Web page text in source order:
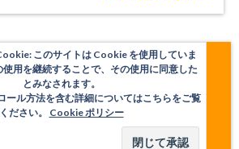
このサイトは Cookie を使用していま
用を継続することで、その使用に同意した
とみなされます。
ール方法を含む詳細についてはこちらをご覧
ください。 Cookie ポリシー